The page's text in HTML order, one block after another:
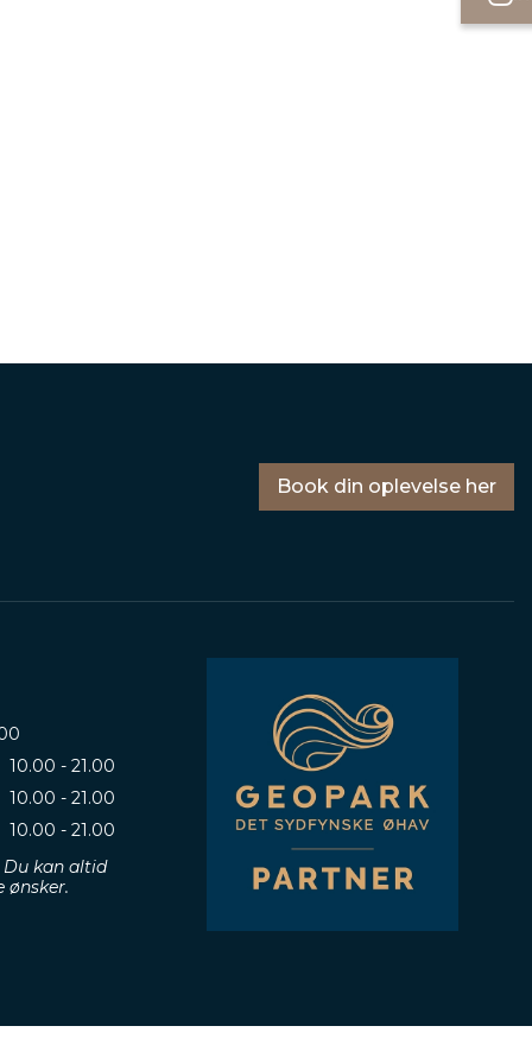
Book din oplevelse her
10.00 - 21.00
10.00 - 21.00
10.00 - 21.00
Du kan altid
ønsker.